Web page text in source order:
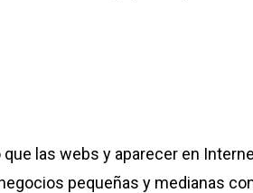
que las webs y aparecer en
pequeñas y medianas